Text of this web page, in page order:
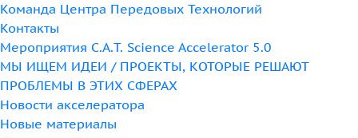
Команда Центра Передовых Технологий
Контакты
Мероприятия C.A.T. Science Accelerator 5.0
МЫ ИЩЕМ ИДЕИ / ПРОЕКТЫ, КОТОРЫЕ РЕШАЮТ
ПРОБЛЕМЫ В ЭТИХ СФЕРАХ
Новости акселератора
Новые материалы